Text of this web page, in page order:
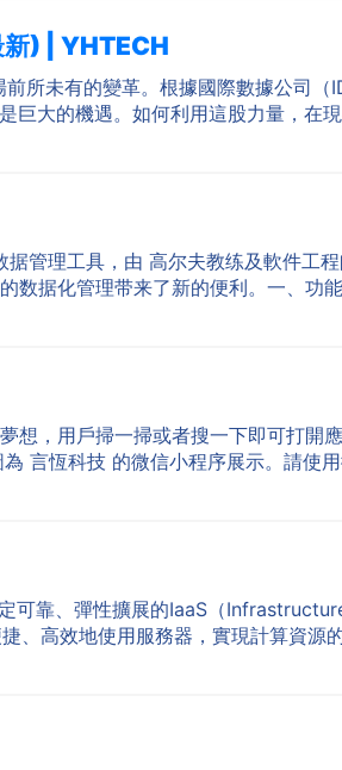
) | YHTECH
所未有的變革。根據國際數據公司
大的機遇。如何利用這股力量，在
管理工具，由 高尔夫教练及軟件工
数据化管理带来了新的便利。一、
想，用戶掃一掃或者搜一下即可打開
言恆科技 的微信小程序展示。請使
靠、彈性擴展的IaaS（
、高效地使用服務器，實現計算資源